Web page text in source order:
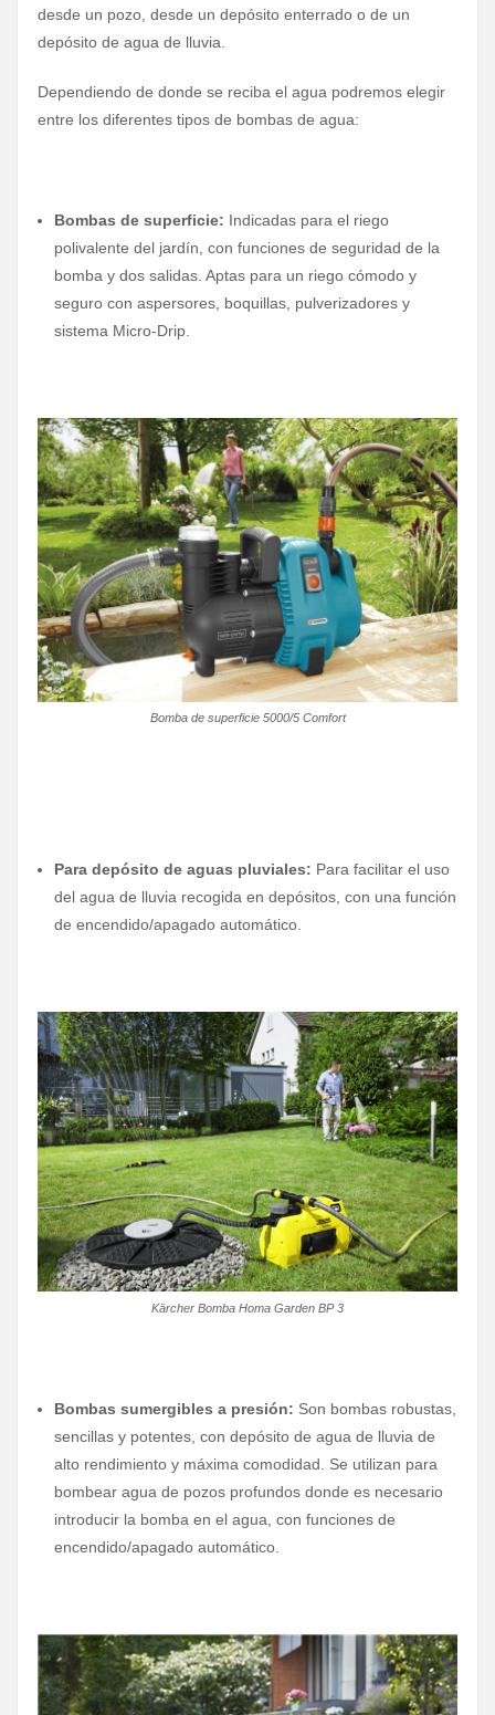
desde un pozo, desde un depósito enterrado o de un
depósito de agua de lluvia.
Dependiendo de donde se reciba el agua podremos elegir
entre los diferentes tipos de bombas de agua:
Bombas de superficie: Indicadas para el riego
polivalente del jardín, con funciones de seguridad de la
bomba y dos salidas. Aptas para un riego cómodo y
seguro con aspersores, boquillas, pulverizadores y
sistema Micro-Drip.
Bomba de superficie 5000/5 Comfort
Para depósito de aguas pluviales: Para facilitar el uso
del agua de lluvia recogida en depósitos, con una función
de encendido/apagado automático.
Kärcher Bomba Homa Garden BP 3
Bombas sumergibles a presión: Son bombas robustas,
sencillas y potentes, con depósito de agua de lluvia de
alto rendimiento y máxima comodidad. Se utilizan para
bombear agua de pozos profundos donde es necesario
introducir la bomba en el agua, con funciones de
encendido/apagado automático.